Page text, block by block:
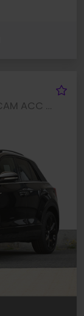
T-Roc 1.5 R-LINE BLACKSTYLE AHK CAM ACC LM19 NAVI